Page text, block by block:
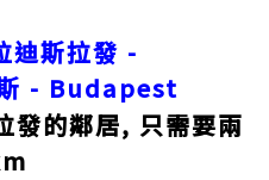
斯拉發 -
- Budapest
發的鄰居, 只需要兩